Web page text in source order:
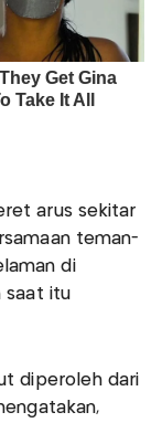
arus sekitar
teman-
di
saat itu
diperoleh dari